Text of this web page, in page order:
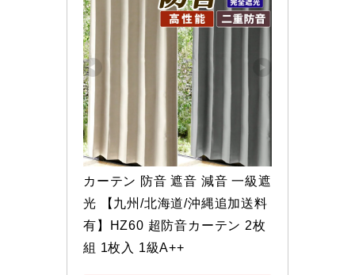
カーテン 防音 遮音 減音 一級遮
光 【九州/北海道/沖縄追加送料
有】HZ60 超防音カーテン 2枚
組 1枚入 1級A++